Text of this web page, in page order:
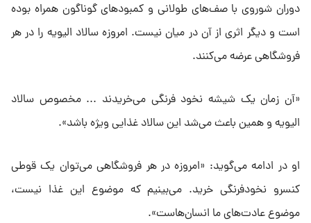
دوران شوروی با صف‌های طولانی و کمبود‌های گوناگون همراه بوده
است و دیگر اثری از آن در میان نیست. امروزه سالاد الیویه را در هر
فروشگاهی عرضه می‌کنند.
«آن زمان یک شیشه نخود فرنگی می‌خریدند ... مخصوص سالاد
الیویه و همین باعث می‌شد این سالاد غذایی ویژه باشد».
او در ادامه می‌گوید: «امروزه در هر فروشگاهی می‌توان یک قوطی
کنسرو نخود‌فرنگی خرید. می‌بینیم که موضوع این غذا نیست،
موضوع عادت‌های ما انسان‌هاست».